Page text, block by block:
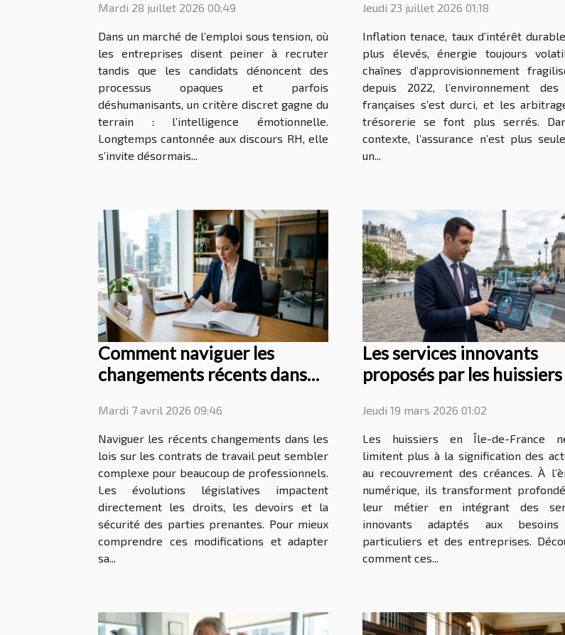
Mardi 28 juillet 2026 00:49
Dans un marché de l’emploi sous tension, où
les entreprises disent peiner à recruter
tandis que les candidats dénoncent des
processus opaques et parfois
déshumanisants, un critère discret gagne du
terrain : l’intelligence émotionnelle.
Longtemps cantonnée aux discours RH, elle
s’invite désormais...
PME ?
Jeudi 23 juillet 2026 01:18
Inflation tenace, taux d’intérêt
plus élevés, énergie toujours
chaînes d’approvisionnement
depuis 2022, l’environnement des
françaises s’est durci, et les
trésorerie se font plus serrés.
contexte, l’assurance n’est plus
un...
Comment naviguer les
changements récents dans
travail ?
Mardi 7 avril 2026 09:46
Naviguer les récents changements dans les
lois sur les contrats de travail peut sembler
complexe pour beaucoup de professionnels.
Les évolutions législatives impactent
directement les droits, les devoirs et la
sécurité des parties prenantes. Pour mieux
comprendre ces modifications et adapter
sa...
Les services innovants
proposés par les
Jeudi 19 mars 2026 01:02
Les huissiers en Île-de-France
limitent plus à la signification des
au recouvrement des créances. À
numérique, ils transforment
leur métier en intégrant des
innovants adaptés aux
particuliers et des entreprises.
comment ces...